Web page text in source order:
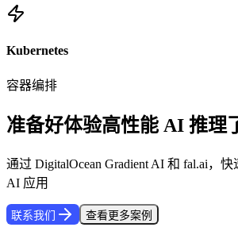
Kubernetes
容器编排
准备好体验高性能 AI 推理
通过 DigitalOcean Gradient AI 和 fal.ai，
AI 应用
联系我们 查看更多案例